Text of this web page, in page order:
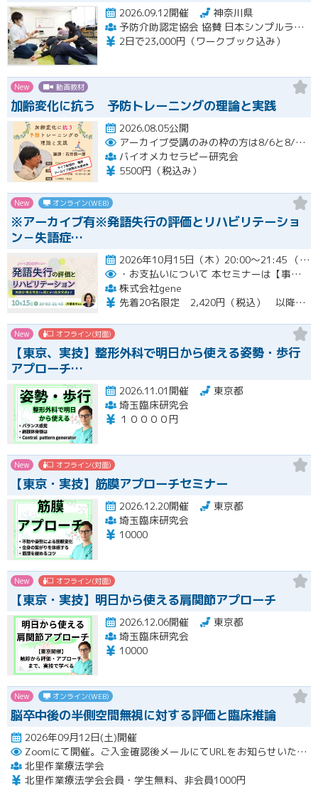
2026.09.12開催
神奈川県
予防介助認定協会 協賛 日本シンプルラーニング協会 楽な動きの学習会
2日で23,000円（ワークブック込み）
New 動画教材
加齢変化に抗う 予防トレーニングの理論と実践
2026.08.05公開
アーカイブ受講のみの枠の方は8/6と8/20におこなわれる配信終了後に視聴URLをお送りします。
バイオメカセラピー研究会
5500円（税込み）
New オンライン(WEB)
※アーカイブ有※発語失行の評価とリハビリテーショ
ン－失語症…
2026年10月15日（木）20:00～21:45 （受付開始時間 19:45）開催
・お支払いについて 本セミナーは【事前支払い（クレジットカード・銀行振込）】です。
株式会社gene
先着20名限定 2,420円（税込） 以降3,000円（税込） ※お支払い方法：クレジットカード・銀行振込 【キャンセルについて】 決済後はいかなる理由でも返金はいたしませんのでご了承ください。 受講料をお支払いいただいた方には、後日アーカイブの視聴URLをお送りいたします。
New オフライン(対面)
【東京、実技】整形外科で明日から使える姿勢・歩行
アプローチ…
2026.11.01開催
東京都
埼玉臨床研究会
１００００円
New オフライン(対面)
【東京・実技】筋膜アプローチセミナー
2026.12.20開催
東京都
埼玉臨床研究会
10000
New オフライン(対面)
【東京・実技】明日から使える肩関節アプローチ
2026.12.06開催
東京都
埼玉臨床研究会
10000
New オンライン(WEB)
脳卒中後の半側空間無視に対する評価と臨床推論
2026年09月12日(土)開催
Zoomにて開催。ご入金確認後メールにてURLをお知らせいたします。
北里作業療法学会
北里作業療法学会会員・学生無料、非会員1000円